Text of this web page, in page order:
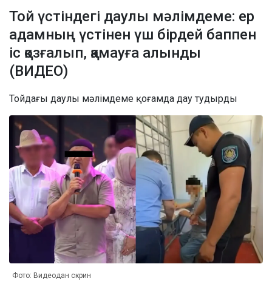
Той үстіндегі даулы мәлімдеме: ер
адамның үстінен үш бірдей баппен
іс қозғалып, қамауға алынды
(ВИДЕО)
Тойдағы даулы мәлімдеме қоғамда дау тудырды
Фото: Видеодан скрин